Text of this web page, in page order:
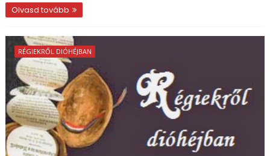
Olvasd tovább
RÉGIEKRŐL DIÓHÉJBAN